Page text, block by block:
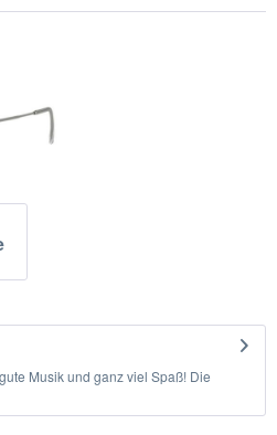
Musik und ganz viel Spaß! Die